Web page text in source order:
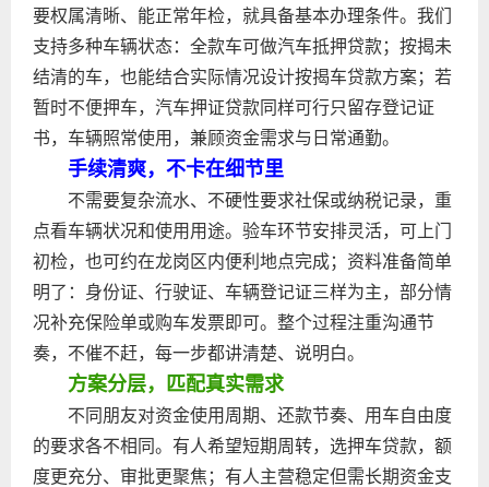
要权属清晰、能正常年检，就具备基本办理条件。我们
支持多种车辆状态：全款车可做汽车抵押贷款；按揭未
结清的车，也能结合实际情况设计按揭车贷款方案；若
暂时不便押车，汽车押证贷款同样可行只留存登记证
书，车辆照常使用，兼顾资金需求与日常通勤。
手续清爽，不卡在细节里
不需要复杂流水、不硬性要求社保或纳税记录，重
点看车辆状况和使用用途。验车环节安排灵活，可上门
初检，也可约在龙岗区内便利地点完成；资料准备简单
明了：身份证、行驶证、车辆登记证三样为主，部分情
况补充保险单或购车发票即可。整个过程注重沟通节
奏，不催不赶，每一步都讲清楚、说明白。
方案分层，匹配真实需求
不同朋友对资金使用周期、还款节奏、用车自由度
的要求各不相同。有人希望短期周转，选押车贷款，额
度更充分、审批更聚焦；有人主营稳定但需长期资金支